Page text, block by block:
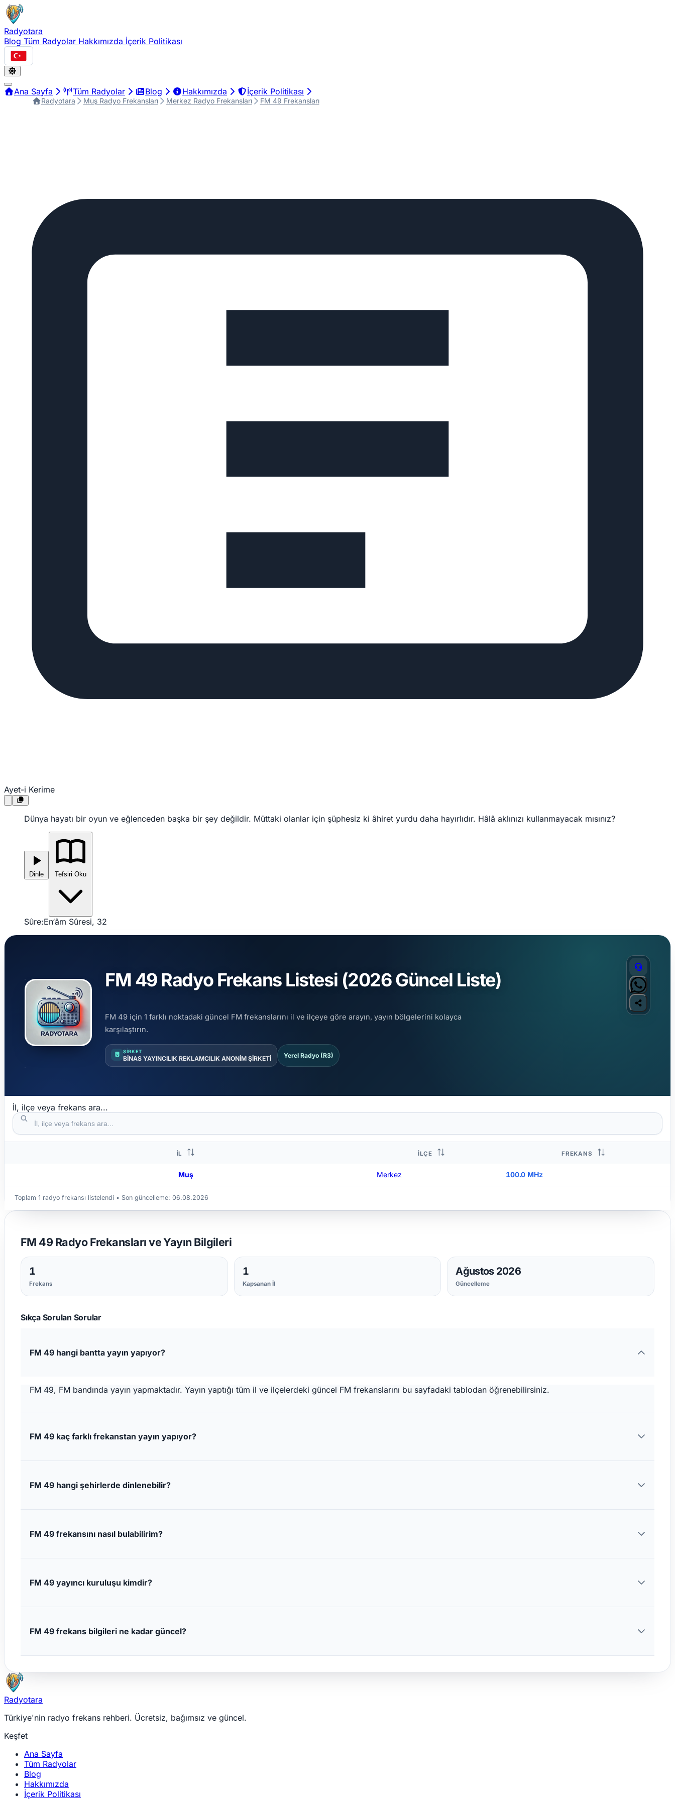
Radyotara
Blog Tüm Radyolar Hakkımızda İçerik Politikası
Türkçe
Ana Sayfa Tüm Radyolar Blog Hakkımızda İçerik Politikası
Radyotara Muş Radyo Frekansları Merkez Radyo Frekansları FM 49 Frekansları
Ayet-i Kerime
Dünya hayatı bir oyun ve eğlenceden başka bir şey değildir. Müttaki olanlar için şüphesiz ki âhiret yurdu daha hayırlıdır. Hâlâ aklınızı kullanmayacak mısınız?
Dinle
Sûre:En‘âm Sûresi, 32
FM 49 Radyo Frekans Listesi (2026 Güncel Liste)
FM 49 için 1 farklı noktadaki güncel FM frekanslarını il ve ilçeye göre arayın, yayın bölgelerini kolayca
karşılaştırın.
ŞIRKET
BİNAS YAYINCILIK REKLAMCILIK ANONİM ŞİRKETİ Yerel Radyo (R3)
İl, ilçe veya frekans ara...
İL İLÇE FREKANS
Muş Merkez 100.0 MHz
Toplam 1 radyo frekansı listelendi • Son güncelleme: 06.08.2026
FM 49 Radyo Frekansları ve Yayın Bilgileri
1
Frekans
1
Kapsanan İl
Ağustos 2026
Güncelleme
Sıkça Sorulan Sorular
FM 49 hangi bantta yayın yapıyor?
FM 49, FM bandında yayın yapmaktadır. Yayın yaptığı tüm il ve ilçelerdeki güncel FM frekanslarını bu sayfadaki tablodan öğrenebilirsiniz.
FM 49 kaç farklı frekanstan yayın yapıyor?
FM 49 hangi şehirlerde dinlenebilir?
FM 49 frekansını nasıl bulabilirim?
FM 49 yayıncı kuruluşu kimdir?
FM 49 frekans bilgileri ne kadar güncel?
Radyotara
Türkiye'nin radyo frekans rehberi. Ücretsiz, bağımsız ve güncel.
Keşfet
Ana Sayfa
Tüm Radyolar
Blog
Hakkımızda
İçerik Politikası